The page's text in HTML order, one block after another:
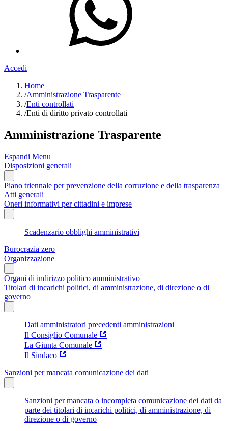
Accedi
Home
/Amministrazione Trasparente
/Enti controllati
/Enti di diritto privato controllati
Amministrazione Trasparente
Espandi Menu
Disposizioni generali
Piano triennale per prevenzione della corruzione e della trasparenza
Atti generali
Oneri informativi per cittadini e imprese
Scadenzario obblighi amministrativi
Burocrazia zero
Organizzazione
Organi di indirizzo politico amministrativo
Titolari di incarichi politici, di amministrazione, di direzione o di
governo
Dati amministratori precedenti amministrazioni
Il Consiglio Comunale
La Giunta Comunale
Il Sindaco
Sanzioni per mancata comunicazione dei dati
Sanzioni per mancata o incompleta comunicazione dei dati da
parte dei titolari di incarichi politici, di amministrazione, di
direzione o di governo